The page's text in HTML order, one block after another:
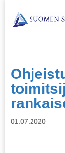
01.07.2020